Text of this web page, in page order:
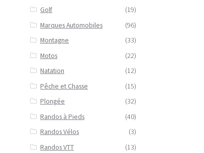
Golf
(19)
Marques Automobiles
(96)
Montagne
(33)
Motos
(22)
Natation
(12)
Pêche et Chasse
(15)
Plongée
(32)
Randos à Pieds
(40)
Randos Vélos
(3)
Randos VTT
(13)